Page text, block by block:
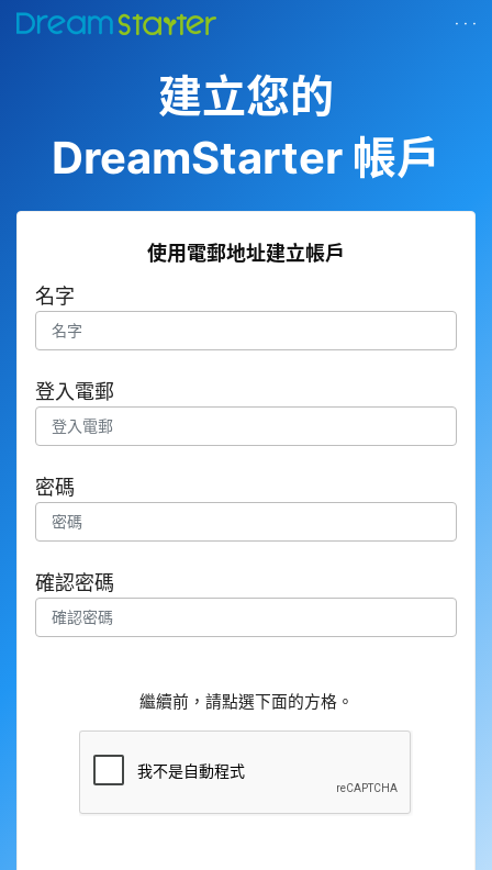
· · ·
建立您的
DreamStarter 帳戶
使用電郵地址建立帳戶
名字
登入電郵
密碼
確認密碼
繼續前，請點選下面的方格。